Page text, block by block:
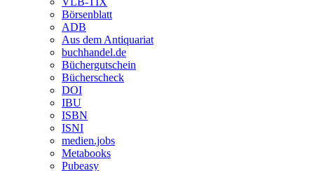
Börsenblatt
ADB
Aus dem Antiquariat
buchhandel.de
Büchergutschein
Bücherscheck
DOI
IBU
ISBN
ISNI
medien.jobs
Metabooks
Pubeasy